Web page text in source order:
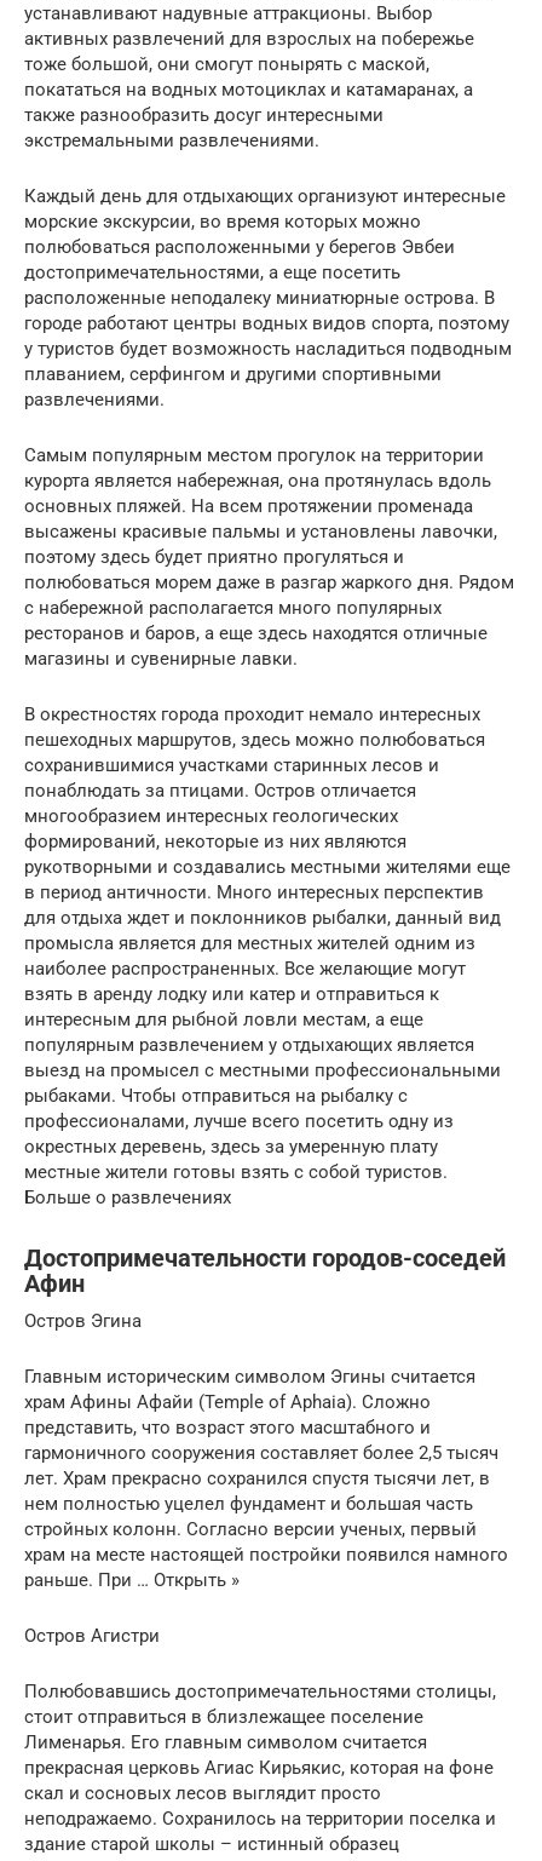
устанавливают надувные аттракционы. Выбор
активных развлечений для взрослых на побережье
тоже большой, они смогут понырять с маской,
покататься на водных мотоциклах и катамаранах, а
также разнообразить досуг интересными
экстремальными развлечениями.
Каждый день для отдыхающих организуют интересные
морские экскурсии, во время которых можно
полюбоваться расположенными у берегов Эвбеи
достопримечательностями, а еще посетить
расположенные неподалеку миниатюрные острова. В
городе работают центры водных видов спорта, поэтому
у туристов будет возможность насладиться подводным
плаванием, серфингом и другими спортивными
развлечениями.
Самым популярным местом прогулок на территории
курорта является набережная, она протянулась вдоль
основных пляжей. На всем протяжении променада
высажены красивые пальмы и установлены лавочки,
поэтому здесь будет приятно прогуляться и
полюбоваться морем даже в разгар жаркого дня. Рядом
с набережной располагается много популярных
ресторанов и баров, а еще здесь находятся отличные
магазины и сувенирные лавки.
В окрестностях города проходит немало интересных
пешеходных маршрутов, здесь можно полюбоваться
сохранившимися участками старинных лесов и
понаблюдать за птицами. Остров отличается
многообразием интересных геологических
формирований, некоторые из них являются
рукотворными и создавались местными жителями еще
в период античности. Много интересных перспектив
для отдыха ждет и поклонников рыбалки, данный вид
промысла является для местных жителей одним из
наиболее распространенных. Все желающие могут
взять в аренду лодку или катер и отправиться к
интересным для рыбной ловли местам, а еще
популярным развлечением у отдыхающих является
выезд на промысел с местными профессиональными
рыбаками. Чтобы отправиться на рыбалку с
профессионалами, лучше всего посетить одну из
окрестных деревень, здесь за умеренную плату
местные жители готовы взять с собой туристов.
Больше о развлечениях
Достопримечательности городов-соседей
Афин
Остров Эгина
Главным историческим символом Эгины считается
храм Афины Афайи (Temple of Aphaia). Сложно
представить, что возраст этого масштабного и
гармоничного сооружения составляет более 2,5 тысяч
лет. Храм прекрасно сохранился спустя тысячи лет, в
нем полностью уцелел фундамент и большая часть
стройных колонн. Согласно версии ученых, первый
храм на месте настоящей постройки появился намного
раньше. При … Открыть »
Остров Агистри
Полюбовавшись достопримечательностями столицы,
стоит отправиться в близлежащее поселение
Лименарья. Его главным символом считается
прекрасная церковь Агиас Кирьякис, которая на фоне
скал и сосновых лесов выглядит просто
неподражаемо. Сохранилось на территории поселка и
здание старой школы – истинный образец